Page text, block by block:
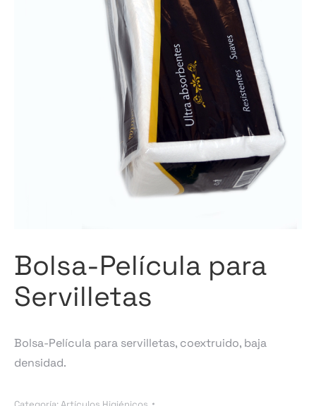
Bolsa-Película para
Servilletas
Bolsa-Película para servilletas, coextruido, baja
densidad.